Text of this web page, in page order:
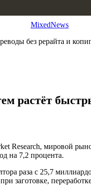
MixedNews
без рерайта и
растёт
Research, мировой
на 7,2 процента.
раза с 25,7
заготовке,